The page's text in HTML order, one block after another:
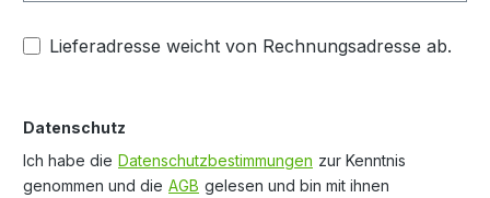
Lieferadresse weicht von Rechnungsadresse ab.
Datenschutz
Ich habe die Datenschutzbestimmungen zur Kenntnis
genommen und die AGB gelesen und bin mit ihnen